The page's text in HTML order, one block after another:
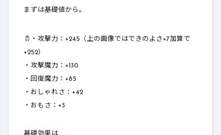
まずは基礎値から。
・攻撃力： +245（上の画像ではできのよさ+7加算で
+252）
・攻撃魔力： +130
・回復魔力：+85
・おしゃれさ： +42
・おもさ： +3
基礎効果は……